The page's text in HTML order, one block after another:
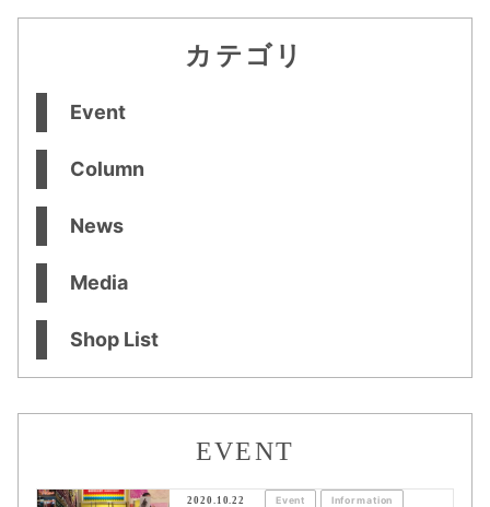
カテゴリ
Event
Column
News
Media
Shop List
EVENT
2020.10.22 Event
Information